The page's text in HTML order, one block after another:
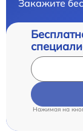
Закажите
Нажимая на